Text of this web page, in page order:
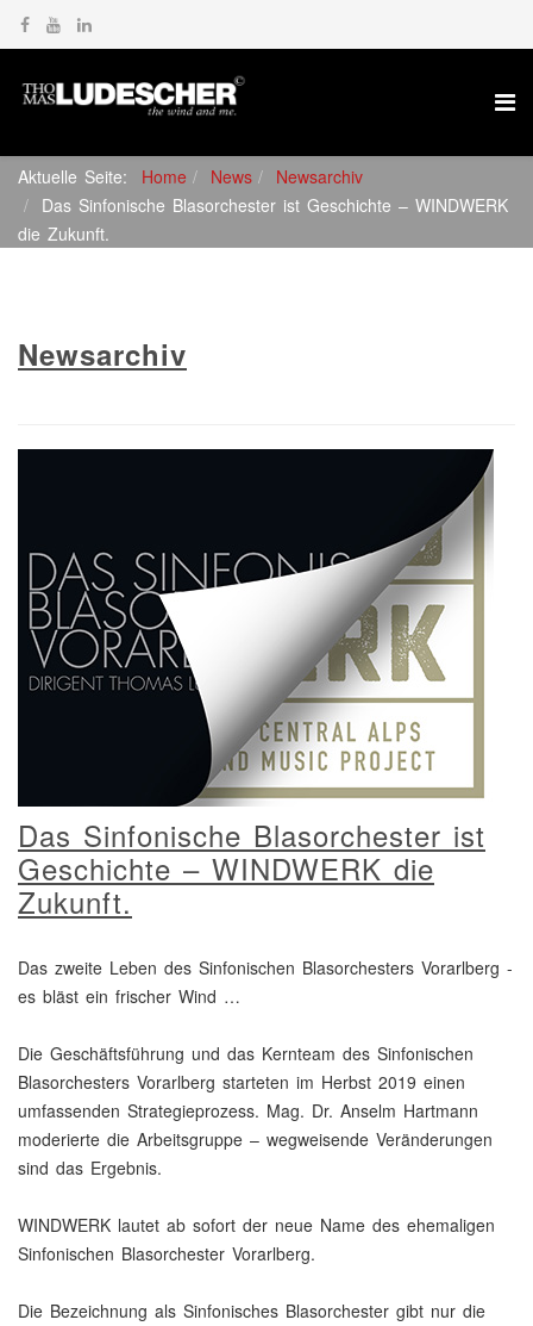
Aktuelle Seite: Home News
Newsarchiv
Das Sinfonische Blasorchester ist Geschichte – WINDWERK
die Zukunft.
Newsarchiv
Das Sinfonische Blasorchester ist
Geschichte – WINDWERK die
Zukunft.
Das zweite Leben des Sinfonischen Blasorchesters Vorarlberg -
es bläst ein frischer Wind …
Die Geschäftsführung und das Kernteam des Sinfonischen
Blasorchesters Vorarlberg starteten im Herbst 2019 einen
umfassenden Strategieprozess. Mag. Dr. Anselm Hartmann
moderierte die Arbeitsgruppe – wegweisende Veränderungen
sind das Ergebnis.
WINDWERK lautet ab sofort der neue Name des ehemaligen
Sinfonischen Blasorchester Vorarlberg.
Die Bezeichnung als Sinfonisches Blasorchester gibt nur die